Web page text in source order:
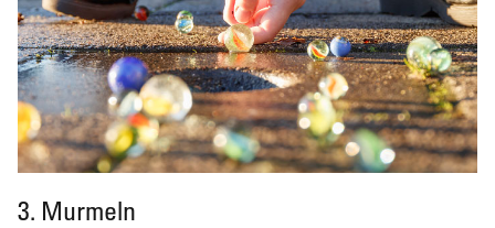
3. Murmeln